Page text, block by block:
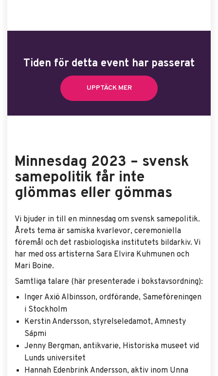
Tiden för detta event har passerat
UPPTÄCK MER
Minnesdag 2023 – svensk
samepolitik får inte
glömmas eller gömmas
Vi bjuder in till en minnesdag om svensk samepolitik.
Årets tema är samiska kvarlevor, ceremoniella
föremål och det rasbiologiska institutets bildarkiv. Vi
har med oss artisterna Sara Elvira Kuhmunen och
Mari Boine.
Samtliga talare (här presenterade i bokstavsordning):
Inger Axiö Albinsson, ordförande, Sameföreningen
i Stockholm
Kerstin Andersson, styrelseledamot, Amnesty
Sápmi
Jenny Bergman, antikvarie, Historiska museet vid
Lunds universitet
Hannah Edenbrink Andersson, aktiv inom Unna